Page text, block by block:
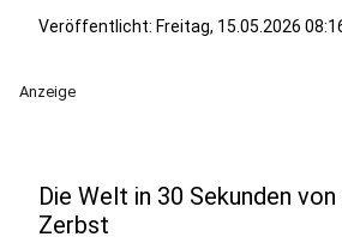
Veröffentlicht: Freitag, 15.05.2026
Anzeige
Die Welt in 30 Sekunden
Zerbst